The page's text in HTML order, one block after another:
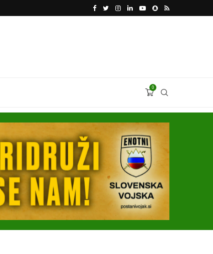
VODJA UKROBORONPROMA HERMAN SMETANIN
0